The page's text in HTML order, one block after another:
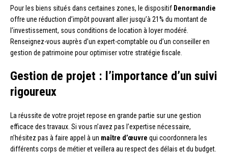
Pour les biens situés dans certaines zones, le dispositif Denormandie
offre une réduction d’impôt pouvant aller jusqu’à 21% du montant de
l’investissement, sous conditions de location à loyer modéré.
Renseignez-vous auprès d’un expert-comptable ou d’un conseiller en
gestion de patrimoine pour optimiser votre stratégie fiscale.
Gestion de projet : l’importance d’un suivi
rigoureux
La réussite de votre projet repose en grande partie sur une gestion
efficace des travaux. Si vous n’avez pas l’expertise nécessaire,
n’hésitez pas à faire appel à un maître d’œuvre qui coordonnera les
différents corps de métier et veillera au respect des délais et du budget.